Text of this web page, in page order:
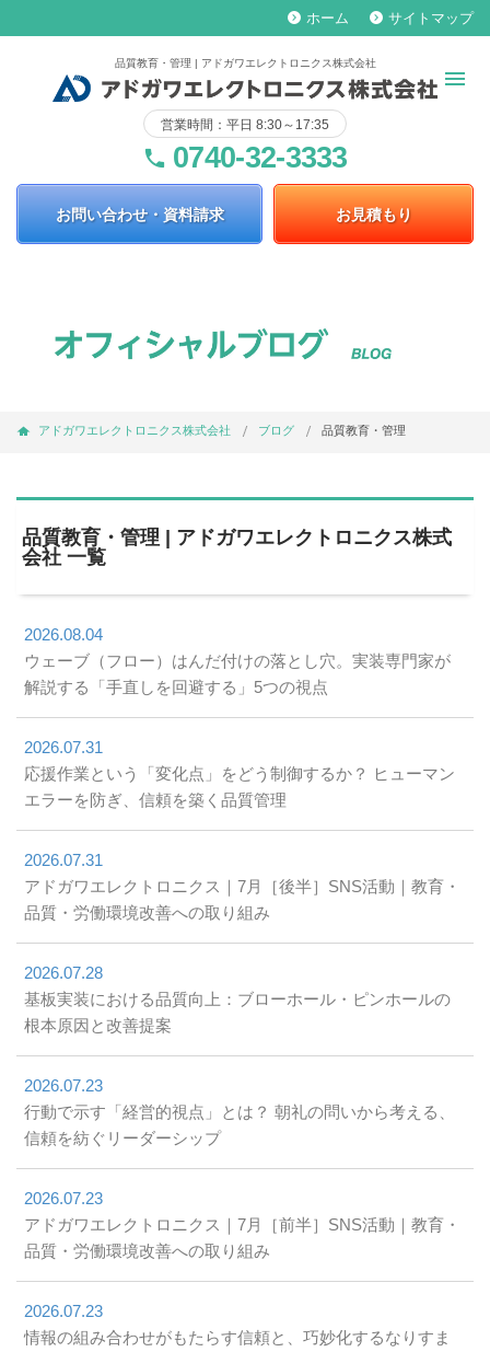
keyboard_arrow_right ホーム keyboard_arrow_right サイトマップ
品質教育・管理 | アドガワエレクトロニクス株式会社
営業時間：平日 8:30～17:35
phone 0740-32-3333
お問い合わせ・資料請求 お見積もり
アドガワエレクトロニクス株式会社 ブログ 品質教育・管理
品質教育・管理 | アドガワエレクトロニクス株式
会社 一覧
2026.08.04
ウェーブ（フロー）はんだ付けの落とし穴。実装専門家が
解説する「手直しを回避する」5つの視点
2026.07.31
応援作業という「変化点」をどう制御するか？ ヒューマン
エラーを防ぎ、信頼を築く品質管理
2026.07.31
アドガワエレクトロニクス｜7月［後半］SNS活動｜教育・
品質・労働環境改善への取り組み
2026.07.28
基板実装における品質向上：ブローホール・ピンホールの
根本原因と改善提案
2026.07.23
行動で示す「経営的視点」とは？ 朝礼の問いから考える、
信頼を紡ぐリーダーシップ
2026.07.23
アドガワエレクトロニクス｜7月［前半］SNS活動｜教育・
品質・労働環境改善への取り組み
2026.07.23
情報の組み合わせがもたらす信頼と、巧妙化するなりすま